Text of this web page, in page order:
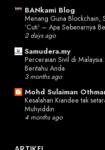
BANkami Blog
Menang Guna Blockchain,
'Cuti' – Apa Sebenarnya
2 days ago
Samudera.my
Perceraian Sivil di
Beritahu Anda
3 months ago
Mohd Sulaiman
Kesalahan Kiandee tak
Muhyiddin
4 months ago